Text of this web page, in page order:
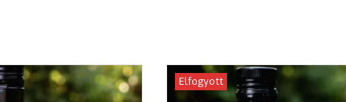
Elfogyott